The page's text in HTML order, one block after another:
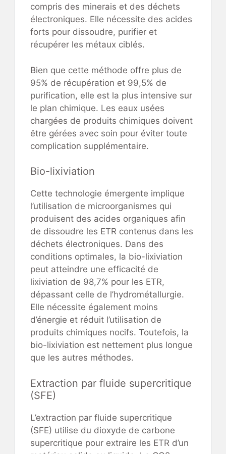
compris des minerais et des déchets
électroniques. Elle nécessite des acides
forts pour dissoudre, purifier et
récupérer les métaux ciblés.
Bien que cette méthode offre plus de
95% de récupération et 99,5% de
purification, elle est la plus intensive sur
le plan chimique. Les eaux usées
chargées de produits chimiques doivent
être gérées avec soin pour éviter toute
complication supplémentaire.
Bio-lixiviation
Cette technologie émergente implique
l’utilisation de microorganismes qui
produisent des acides organiques afin
de dissoudre les ETR contenus dans les
déchets électroniques. Dans des
conditions optimales, la bio-lixiviation
peut atteindre une efficacité de
lixiviation de 98,7% pour les ETR,
dépassant celle de l’hydrométallurgie.
Elle nécessite également moins
d’énergie et réduit l’utilisation de
produits chimiques nocifs. Toutefois, la
bio-lixiviation est nettement plus longue
que les autres méthodes.
Extraction par fluide supercritique
(SFE)
L’extraction par fluide supercritique
(SFE) utilise du dioxyde de carbone
supercritique pour extraire les ETR d’un